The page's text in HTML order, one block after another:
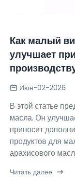
Как малый
улучшает
Июн-02-2026
В этой статье
масла. Он
приносит
продуктов для
арахисового
Читать далее